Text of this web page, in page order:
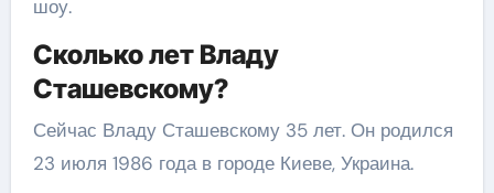
шоу.
Сколько лет Владу
Сташевскому?
Сейчас Владу Сташевскому 35 лет. Он родился
23 июля 1986 года в городе Киеве, Украина.